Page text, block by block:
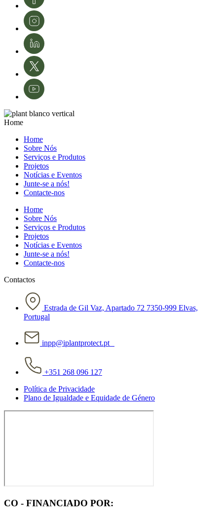
Home
Home
Sobre Nós
Serviços e Produtos
Projetos
Notícias e Eventos
Junte-se a nós!
Contacte-nos
Home
Sobre Nós
Serviços e Produtos
Projetos
Notícias e Eventos
Junte-se a nós!
Contacte-nos
Contactos
Estrada de Gil Vaz, Apartado 72 7350-999 Elvas,
Portugal
inpp@iplantprotect.pt
+351 268 096 127
Política de Privacidade
Plano de Igualdade e Equidade de Género
CO - FINANCIADO POR: